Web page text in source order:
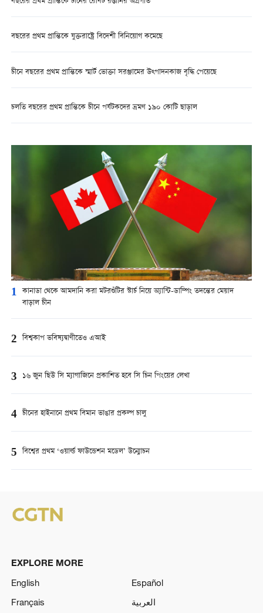
বছরের প্রথম প্রান্তিকে যুক্তরাষ্ট্রে বিদেশী বিনিয়োগ কমেছে
চীনে বছরের প্রথম প্রান্তিকে স্মার্ট ভোক্তা সরঞ্জামের উত্পাদনকাজ বৃদ্ধি পেয়েছে
চলতি বছরের প্রথম প্রান্তিকে চীনে পর্যটকদের ভ্রমণ ১৯০ কোটি ছাড়াল
1 কানাডা থেকে আমদানি করা মটরশুঁটির স্টার্চ নিয়ে অ্যান্টি-ডাম্পিং তদন্তের মেয়াদ
বাড়াল চীন
2 বিশ্বকাপ ভবিষ্যদ্বাণীতেও এআই
3 ১৬ জুন ছিউ সি ম্যাগাজিনে প্রকাশিত হবে সি চিন পিংয়ের লেখা
4 চীনের হাইনানে প্রথম বিমান ভাঙার প্রকল্প চালু
5 বিশ্বের প্রথম ‘ওয়ার্ল্ড ফাউন্ডেশন মডেল’ উন্মোচন
EXPLORE MORE
English
Español
Français
العربية